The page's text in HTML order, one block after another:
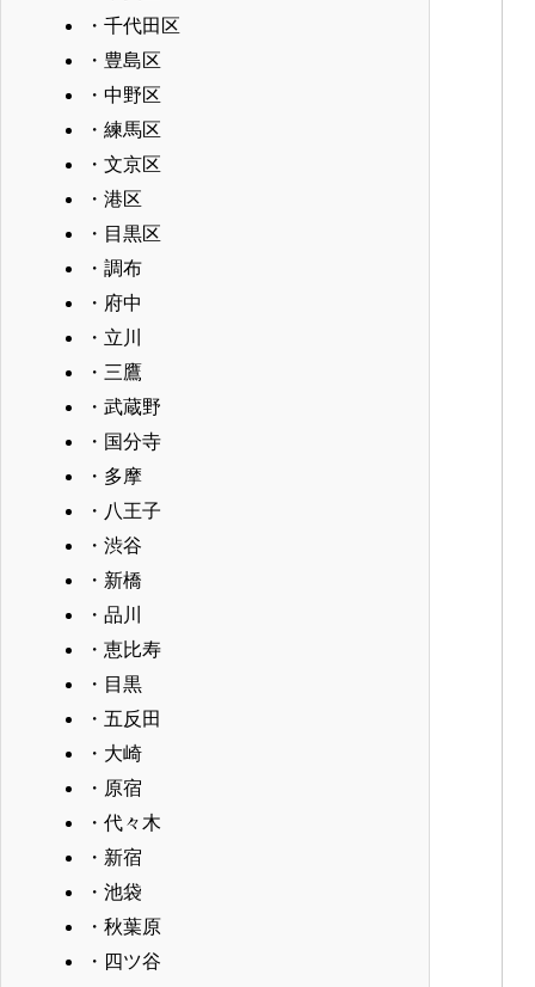
・千代田区
・豊島区
・中野区
・練馬区
・文京区
・港区
・目黒区
・調布
・府中
・立川
・三鷹
・武蔵野
・国分寺
・多摩
・八王子
・渋谷
・新橋
・品川
・恵比寿
・目黒
・五反田
・大崎
・原宿
・代々木
・新宿
・池袋
・秋葉原
・四ツ谷